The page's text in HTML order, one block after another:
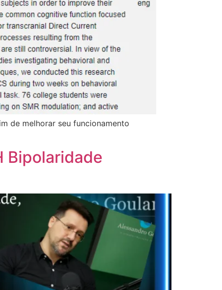
de melhorar seu funcionamento
Bipolaridade